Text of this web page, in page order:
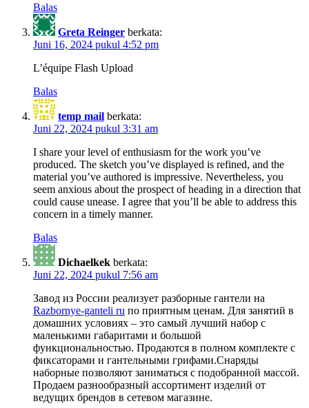
Balas
Greta Reinger berkata:
Juni 16, 2024 pukul 4:52 pm
L’équipe Flash Upload
Balas
temp mail berkata:
Juni 22, 2024 pukul 3:31 am
I share your level of enthusiasm for the work you’ve
produced. The sketch you’ve displayed is refined, and the
material you’ve authored is impressive. Nevertheless, you
seem anxious about the prospect of heading in a direction that
could cause unease. I agree that you’ll be able to address this
concern in a timely manner.
Balas
Dichaelkek berkata:
Juni 22, 2024 pukul 7:56 am
Завод из России реализует разборные гантели на
Razbornye-ganteli ru по приятным ценам. Для занятий в
домашних условиях – это самый лучший набор с
маленькими габаритами и большой
функциональностью. Продаются в полном комплекте с
фиксаторами и гантельными грифами.Снаряды
наборные позволяют заниматься с подобранной массой.
Продаем разнообразный ассортимент изделий от
ведущих брендов в сетевом магазине.